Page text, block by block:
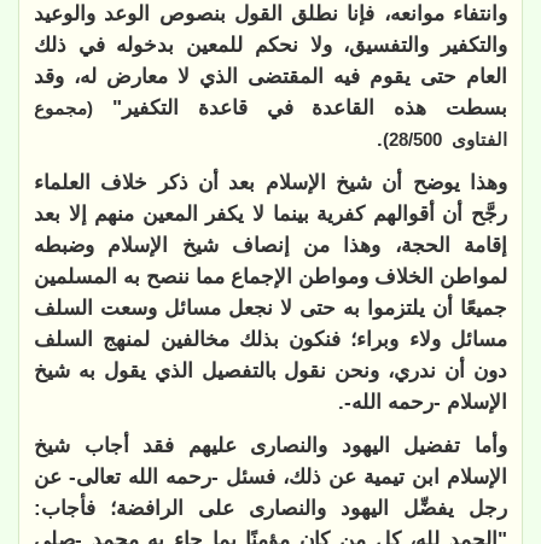
وانتفاء موانعه، فإنا نطلق القول بنصوص الوعد والوعيد
والتكفير والتفسيق، ولا نحكم للمعين بدخوله في ذلك
العام حتى يقوم فيه المقتضى الذي لا معارض له، وقد
بسطت هذه القاعدة في قاعدة التكفير"
(مجموع
الفتاوى 28/500)
.
وهذا يوضح أن شيخ الإسلام بعد أن ذكر خلاف العلماء
رجَّح أن أقوالهم كفرية بينما لا يكفر المعين منهم إلا بعد
إقامة الحجة، وهذا من إنصاف شيخ الإسلام وضبطه
لمواطن الخلاف ومواطن الإجماع مما ننصح به المسلمين
جميعًا أن يلتزموا به حتى لا نجعل مسائل وسعت السلف
مسائل ولاء وبراء؛ فنكون بذلك مخالفين لمنهج السلف
دون أن ندري، ونحن نقول بالتفصيل الذي يقول به شيخ
الإسلام -رحمه الله-.
وأما تفضيل اليهود والنصارى عليهم فقد أجاب شيخ
الإسلام ابن تيمية عن ذلك، فسئل -رحمه الله تعالى- عن
رجل يفضِّل اليهود والنصارى على الرافضة؛ فأجاب:
"الحمد لله، كل من كان مؤمنًا بما جاء به محمد -صلى